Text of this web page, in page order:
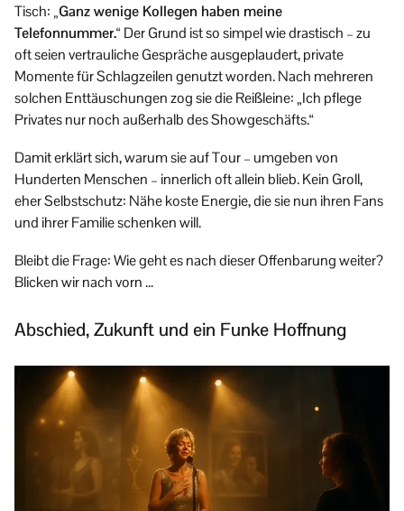
Tisch: „Ganz wenige Kollegen haben meine
Telefonnummer.“Der Grund ist so simpel wie drastisch – zu
oft seien vertrauliche Gespräche ausgeplaudert, private
Momente für Schlagzeilen genutzt worden. Nach mehreren
solchen Enttäuschungen zog sie die Reißleine: „Ich pflege
Privates nur noch außerhalb des Showgeschäfts.“
Damit erklärt sich, warum sie auf Tour – umgeben von
Hunderten Menschen – innerlich oft allein blieb. Kein Groll,
eher Selbstschutz: Nähe koste Energie, die sie nun ihren Fans
und ihrer Familie schenken will.
Bleibt die Frage: Wie geht es nach dieser Offenbarung weiter?
Blicken wir nach vorn …
Abschied, Zukunft und ein Funke Hoffnung